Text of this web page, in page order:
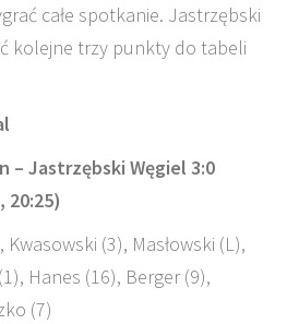
całe spotkanie. Jastrzębski
kolejne trzy punkty do tabeli
– Jastrzębski Węgiel 3:0
20:25)
Kwasowski (3), Masłowski (L),
Hanes (16), Berger (9),
(7)